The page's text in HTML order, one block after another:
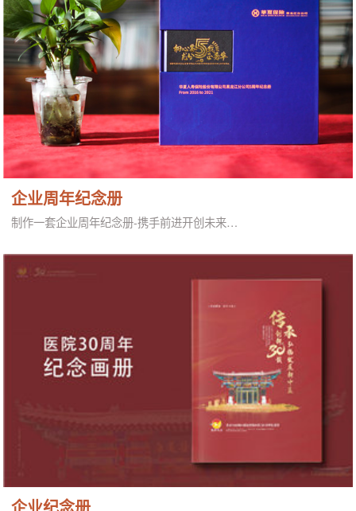
企业周年纪念册
制作一套企业周年纪念册-携手前进开创未来…